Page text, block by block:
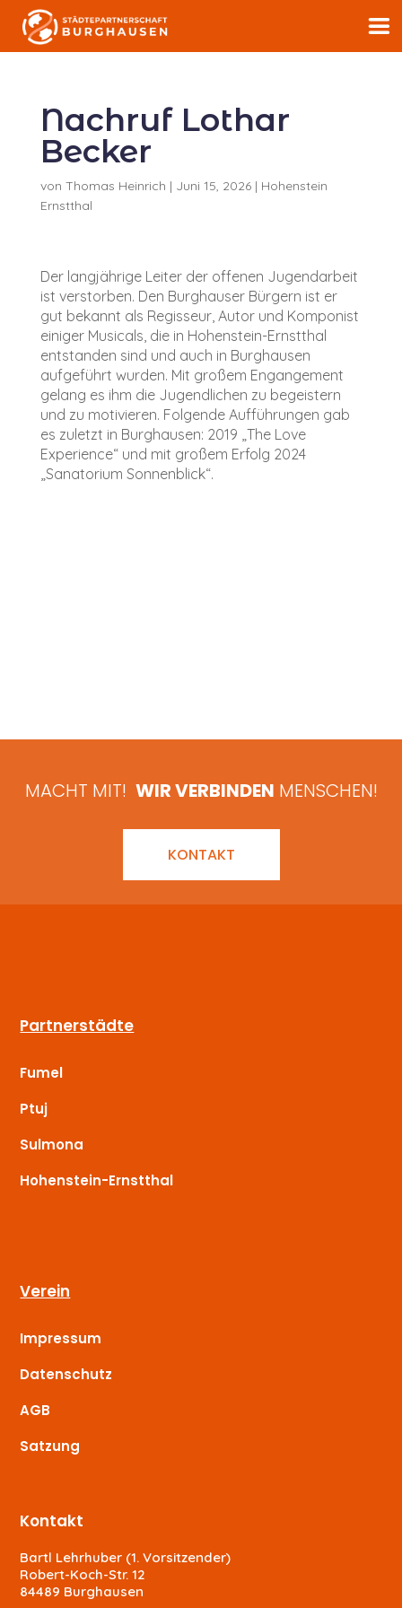
Nachruf Lothar
Becker
von Thomas Heinrich | Juni 15, 2026| Hohenstein
Ernstthal
Der langjährige Leiter der offenen Jugendarbeit
ist verstorben. Den Burghauser Bürgern ist er
gut bekannt als Regisseur, Autor und Komponist
einiger Musicals, die in Hohenstein-Ernstthal
entstanden sind und auch in Burghausen
aufgeführt wurden. Mit großem Engangement
gelang es ihm die Jugendlichen zu begeistern
und zu motivieren. Folgende Aufführungen gab
es zuletzt in Burghausen: 2019 „The Love
Experience“ und mit großem Erfolg 2024
„Sanatorium Sonnenblick“.
MACHT MIT! WIR VERBINDEN MENSCHEN!
KONTAKT
Partnerstädte
Fumel
Ptuj
Sulmona
Hohenstein-Ernstthal
Verein
Impressum
Datenschutz
AGB
Satzung
Kontakt
Bartl Lehrhuber (1. Vorsitzender)
Robert-Koch-Str. 12
84489 Burghausen